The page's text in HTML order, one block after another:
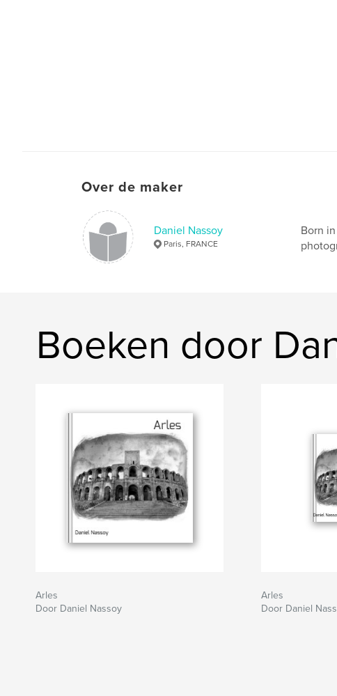
Over de maker
Daniel Nassoy
Paris, FRANCE
Born
Boeken door
Arles
Door Daniel Nassoy
Arles
Door Daniel